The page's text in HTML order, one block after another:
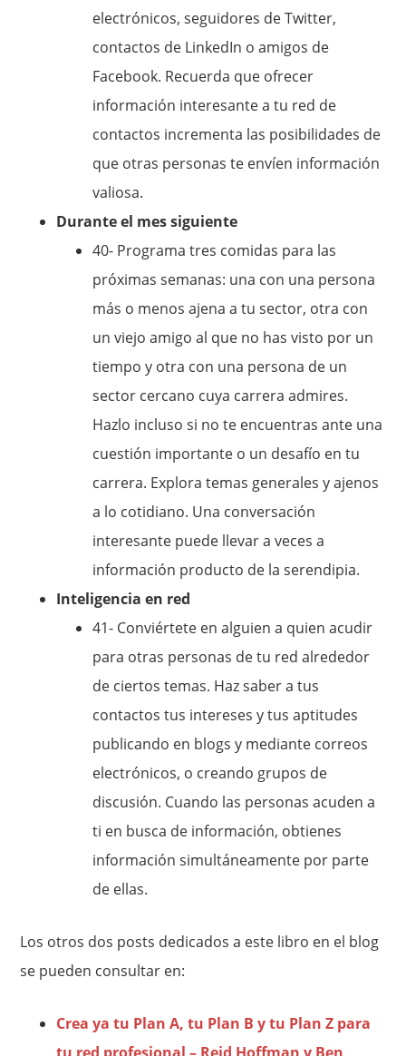
electrónicos, seguidores de Twitter,
contactos de LinkedIn o amigos de
Facebook. Recuerda que ofrecer
información interesante a tu red de
contactos incrementa las posibilidades de
que otras personas te envíen información
valiosa.
Durante el mes siguiente
40- Programa tres comidas para las
próximas semanas: una con una persona
más o menos ajena a tu sector, otra con
un viejo amigo al que no has visto por un
tiempo y otra con una persona de un
sector cercano cuya carrera admires.
Hazlo incluso si no te encuentras ante una
cuestión importante o un desafío en tu
carrera. Explora temas generales y ajenos
a lo cotidiano. Una conversación
interesante puede llevar a veces a
información producto de la serendipia.
Inteligencia en red
41- Conviértete en alguien a quien acudir
para otras personas de tu red alrededor
de ciertos temas. Haz saber a tus
contactos tus intereses y tus aptitudes
publicando en blogs y mediante correos
electrónicos, o creando grupos de
discusión. Cuando las personas acuden a
ti en busca de información, obtienes
información simultáneamente por parte
de ellas.
Los otros dos posts dedicados a este libro en el blog
se pueden consultar en:
Crea ya tu Plan A, tu Plan B y tu Plan Z para
tu red profesional – Reid Hoffman y Ben